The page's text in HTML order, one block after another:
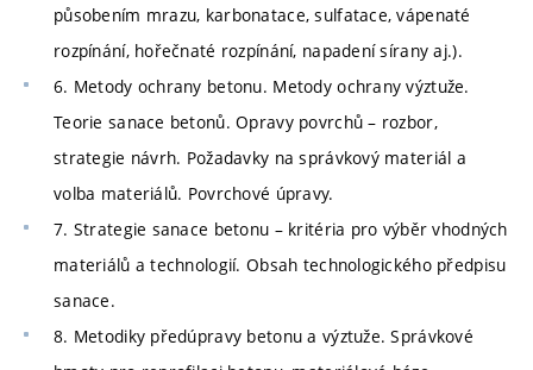
působením mrazu, karbonatace, sulfatace, vápenaté
rozpínání, hořečnaté rozpínání, napadení sírany aj.).
6. Metody ochrany betonu. Metody ochrany výztuže.
Teorie sanace betonů. Opravy povrchů – rozbor,
strategie návrh. Požadavky na správkový materiál a
volba materiálů. Povrchové úpravy.
7. Strategie sanace betonu – kritéria pro výběr vhodných
materiálů a technologií. Obsah technologického předpisu
sanace.
8. Metodiky předúpravy betonu a výztuže. Správkové